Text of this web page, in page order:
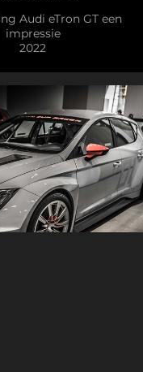
Audi eTron GT een
impressie
2022